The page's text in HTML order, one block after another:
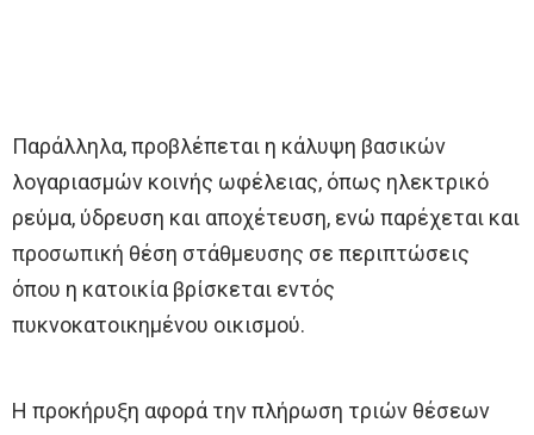
Παράλληλα, προβλέπεται η κάλυψη βασικών
λογαριασμών κοινής ωφέλειας, όπως ηλεκτρικό
ρεύμα, ύδρευση και αποχέτευση, ενώ παρέχεται και
προσωπική θέση στάθμευσης σε περιπτώσεις
όπου η κατοικία βρίσκεται εντός
πυκνοκατοικημένου οικισμού.
Η προκήρυξη αφορά την πλήρωση τριών θέσεων